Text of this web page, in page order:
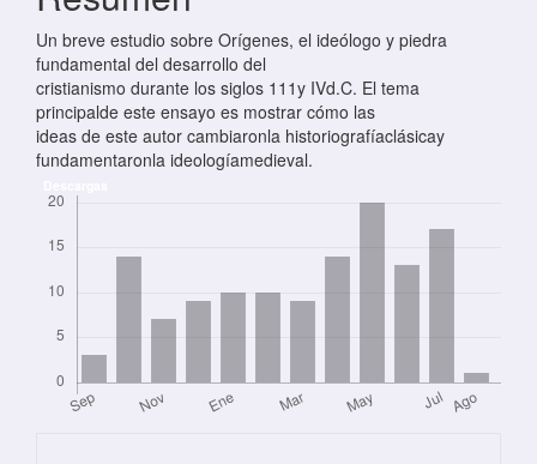
Un breve estudio sobre Orígenes, el ideólogo y piedra
fundamental del desarrollo del
cristianismo durante los siglos 111y IVd.C. El tema
principalde este ensayo es mostrar cómo las
ideas de este autor cambiaronla historiografíaclásicay
fundamentaronla ideologíamedieval.